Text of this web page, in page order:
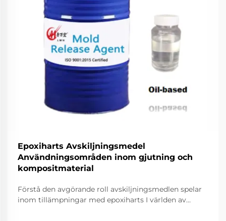
Epoxiharts Avskiljningsmedel
Användningsområden inom gjutning och
kompositmaterial
Förstå den avgörande roll avskiljningsmedlen spelar
inom tillämpningar med epoxiharts I världen av